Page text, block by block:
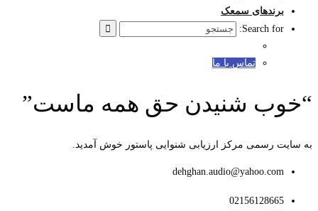
برندهای سمعک
Search for:
تماس با ما
“خوب شنیدن حق همه ماست”
به سایت رسمی مرکز ارزیابی شنوایی پاستور خوش آمدید.
dehghan.audio@yahoo.com
02156128665